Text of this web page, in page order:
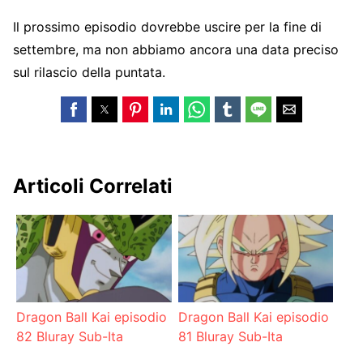
Il prossimo episodio dovrebbe uscire per la fine di
settembre, ma non abbiamo ancora una data preciso
sul rilascio della puntata.
Articoli Correlati
Dragon Ball Kai episodio
82 Bluray Sub-Ita
Dragon Ball Kai episodio
81 Bluray Sub-Ita